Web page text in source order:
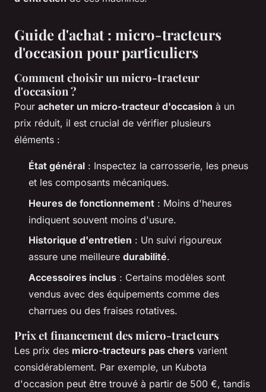
Guide d'achat : micro-tracteurs
d'occasion pour particuliers
Comment choisir un micro-tracteur
d'occasion ?
Pour acheter un micro-tracteur d'occasion à un
prix réduit, il est crucial de vérifier plusieurs
éléments :
État général : Inspectez la carrosserie, les pneus
et les composants mécaniques.
Heures de fonctionnement : Moins d'heures
indiquent souvent moins d'usure.
Historique d'entretien : Un suivi rigoureux
assure une meilleure durabilité.
Accessoires inclus : Certains modèles sont
vendus avec des équipements comme des
charrues ou des fraises rotatives.
Prix et financement des micro-tracteurs
Les prix des micro-tracteurs pas chers varient
considérablement. Par exemple, un Kubota
d'occasion peut être trouvé à partir de 500 €, tandis